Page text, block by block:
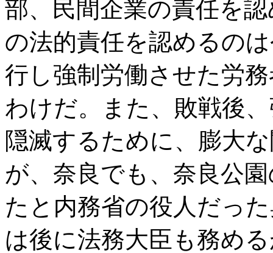
部、民間企業の責任を
の法的責任を認めるの
行し強制労働させた労
わけだ。また、敗戦後
隠滅するために、膨大
が、奈良でも、奈良公
たと内務省の役人だっ
は後に法務大臣も務め